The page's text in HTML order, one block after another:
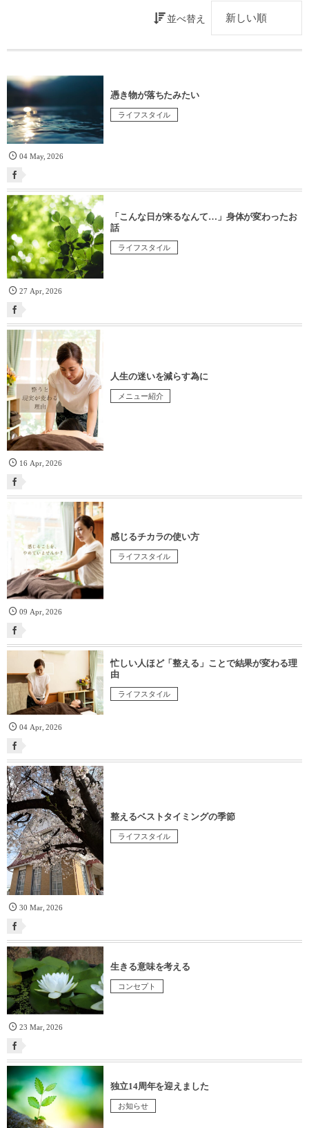
並べ替え
憑き物が落ちたみたい
ライフスタイル
04 May,2026
「こんな日が来るなんて…」身体が変わったお
話
ライフスタイル
27 Apr,2026
人生の迷いを減らす為に
メニュー紹介
16 Apr,2026
感じるチカラの使い方
ライフスタイル
09 Apr,2026
忙しい人ほど「整える」ことで結果が変わる理
由
ライフスタイル
04 Apr,2026
整えるベストタイミングの季節
ライフスタイル
30 Mar,2026
生きる意味を考える
コンセプト
23 Mar,2026
独立14周年を迎えました
お知らせ